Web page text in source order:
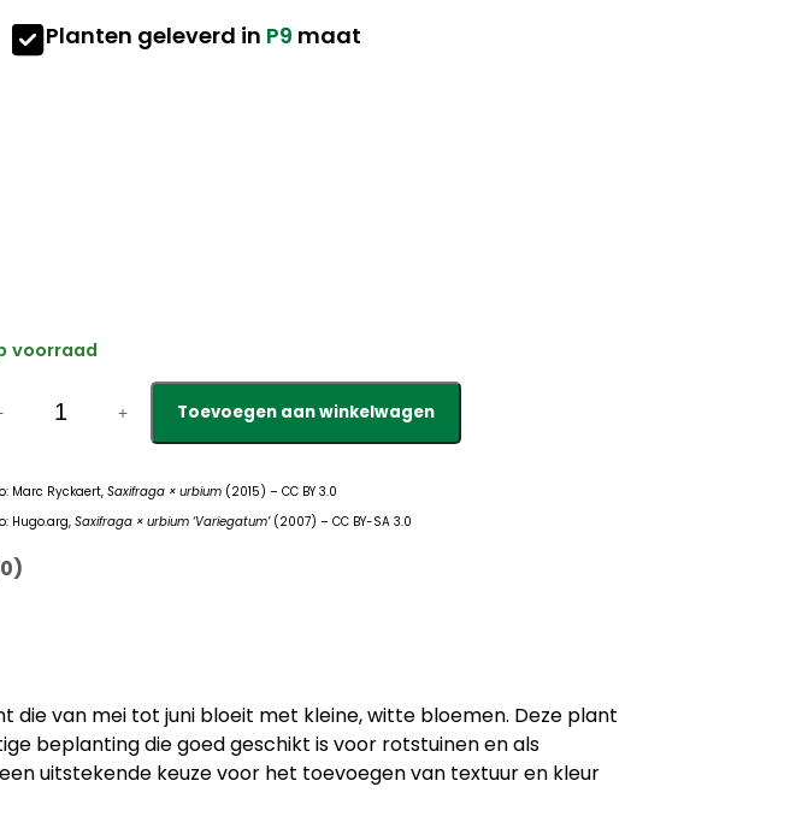
Planten geleverd in P9 maat
voorraad
+ Toevoegen aan winkelwagen
Marc Ryckaert,Saxifraga × urbium (2015) – CC BY 3.0
Hugo.arg,Saxifraga × urbium ‘Variegatum’(2007) – CC BY-SA 3.0
die van mei tot juni bloeit met kleine, witte bloemen. Deze plant
beplanting die goed geschikt is voor rotstuinen en als
uitstekende keuze voor het toevoegen van textuur en kleur